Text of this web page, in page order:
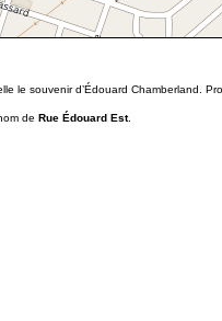
le souvenir d’Édouard Chamberland.
de Rue Édouard Est.